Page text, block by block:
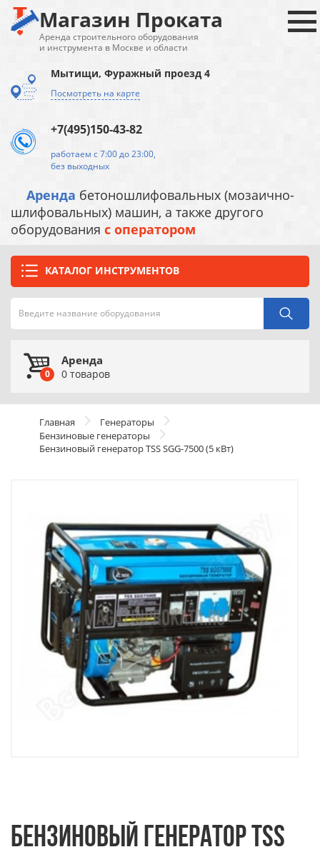
Магазин Проката
Аренда строительного оборудования
и инструмента в Москве и области
Мытищи, Фуражный проезд 4
Посмотреть на карте
+7(495)150-43-82
работаем с 7:00 до 23:00,
без выходных
Аренда бетоношлифовальных (мозаично-
шлифовальных) машин, а также другого
оборудования с оператором
КАТАЛОГ ИНСТРУМЕНТОВ
0
Аренда
0 товаров
Главная
Генераторы
Бензиновые генераторы
Бензиновый генератор TSS SGG-7500 (5 кВт)
БЕНЗИНОВЫЙ ГЕНЕРАТОР TSS